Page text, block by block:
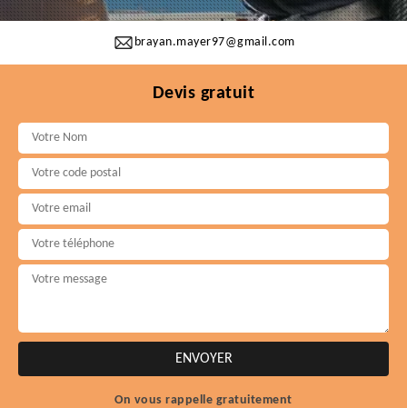
brayan.mayer97@gmail.com
Devis gratuit
On vous rappelle gratuitement